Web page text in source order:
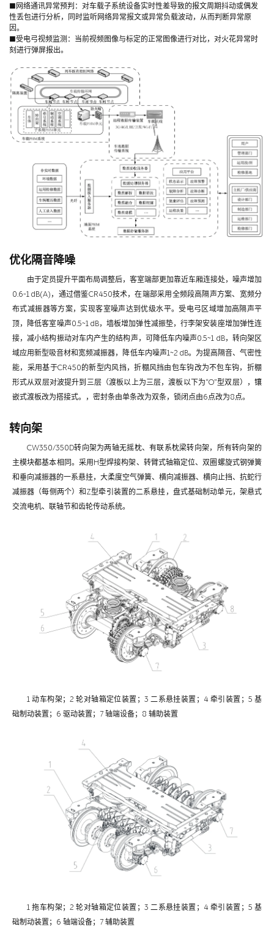
■网络通讯异常预判：对车载子系统设备实时性差导致的报文周期抖动或偶发
性丢包进行分析，同时监听网络异常报文或异常负载波动，从而判断异常原
因。
■受电弓视频监测：当前视频图像与标定的正常图像进行对比，对火花异常时
刻进行弹屏报出。
优化隔音降噪
由于定员提升平面布局调整后，客室端部更加靠近车厢连接处，噪声增加
0.6-1 dB(A)，通过借鉴CR450技术，在端部采用全频段高隔声方案、宽频分
布式减振器等方案，实现客室噪声达到优级水平。受电弓区域增加高隔声平
顶，降低客室噪声0.5~1 dB，墙板增加弹性减振垫，行李架安装座增加弹性连
接，减小结构振动对车内产生的结构声，可降低车内噪声0.5~1 dB，转向架区
域应用新型吸音材和宽频减振器，降低车内噪声1~2 dB。为提高隔音、气密性
能，采用基于CR450的新型内风挡，折棚风挡由包车钩改为不包车钩，折棚
形式从双层对波提升到三层（渡板以上为三层，渡板以下为“O”型双层），镶
嵌式渡板改为搭接式。，密封条由单条改为双条，锁闭点由6点改为8点。
转向架
CW350/350D转向架为两轴无摇枕、有联系枕梁转向架，所有转向架的
主模块都基本相同。采用H型焊接构架、转臂式轴箱定位、双圈螺旋式钢弹簧
和垂向减振器的一系悬挂，大柔度空气弹簧、横向减振器、横向止挡、抗蛇行
减振器（每侧两个）和Z型牵引装置的二系悬挂，盘式基础制动单元，架悬式
交流电机、联轴节和齿轮传动系统。
1 动车构架；2 轮对轴箱定位装置；3 二系悬挂装置；4 牵引装置；5 基
础制动装置；6 驱动装置；7 轴端设备；8 辅助装置
1 拖车构架；2 轮对轴箱定位装置；3 二系悬挂装置；4 牵引装置；5 基
础制动装置；6 轴端设备；7 辅助装置